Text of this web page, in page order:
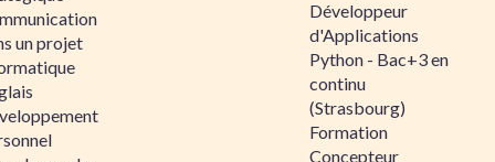
un projet
Développeur
d'Applications
Python - Bac+3 en
continu
(Strasbourg)
Formation
Concepteur